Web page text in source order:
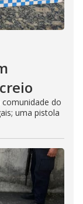
do
uma pistola